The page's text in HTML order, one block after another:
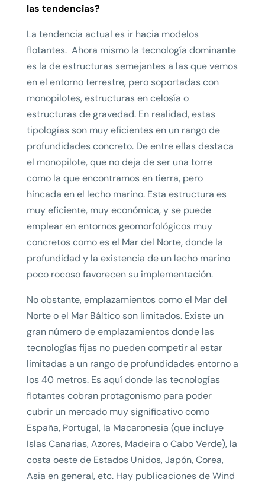
las tendencias?
La tendencia actual es ir hacia modelos
flotantes. Ahora mismo la tecnología dominante
es la de estructuras semejantes a las que vemos
en el entorno terrestre, pero soportadas con
monopilotes, estructuras en celosía o
estructuras de gravedad. En realidad, estas
tipologías son muy eficientes en un rango de
profundidades concreto. De entre ellas destaca
el monopilote, que no deja de ser una torre
como la que encontramos en tierra, pero
hincada en el lecho marino. Esta estructura es
muy eficiente, muy económica, y se puede
emplear en entornos geomorfológicos muy
concretos como es el Mar del Norte, donde la
profundidad y la existencia de un lecho marino
poco rocoso favorecen su implementación.
No obstante, emplazamientos como el Mar del
Norte o el Mar Báltico son limitados. Existe un
gran número de emplazamientos donde las
tecnologías fijas no pueden competir al estar
limitadas a un rango de profundidades entorno a
los 40 metros. Es aquí donde las tecnologías
flotantes cobran protagonismo para poder
cubrir un mercado muy significativo como
España, Portugal, la Macaronesia (que incluye
Islas Canarias, Azores, Madeira o Cabo Verde), la
costa oeste de Estados Unidos, Japón, Corea,
Asia en general, etc. Hay publicaciones de Wind